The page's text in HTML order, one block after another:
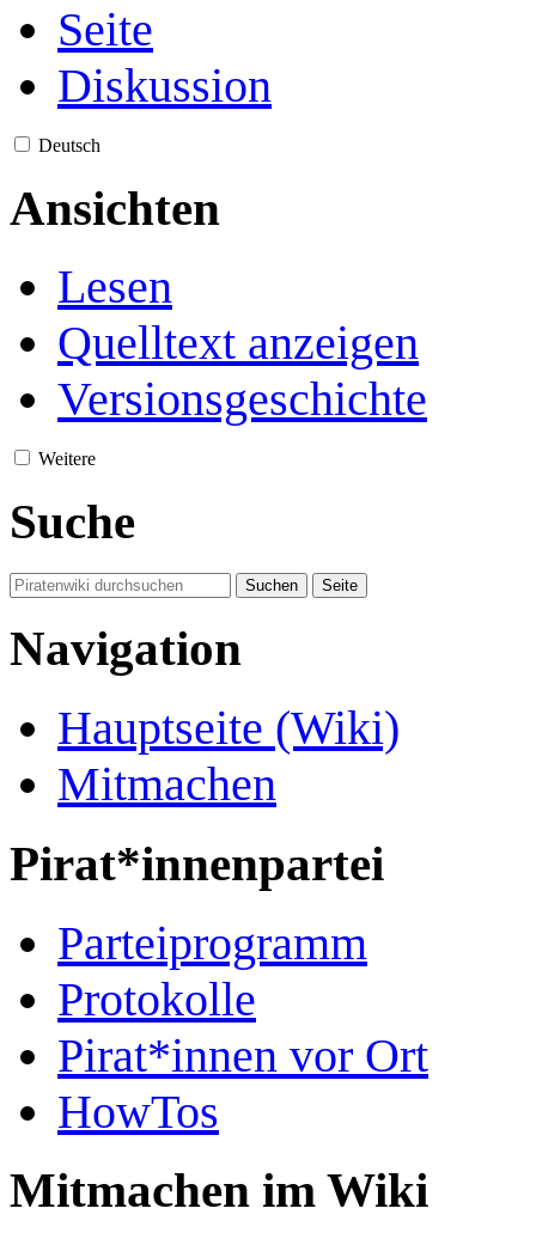
Seite
Diskussion
Deutsch
Ansichten
Lesen
Quelltext anzeigen
Versionsgeschichte
Weitere
Suche
Navigation
Hauptseite (Wiki)
Mitmachen
Pirat*innenpartei
Parteiprogramm
Protokolle
Pirat*innen vor Ort
HowTos
Mitmachen im Wiki